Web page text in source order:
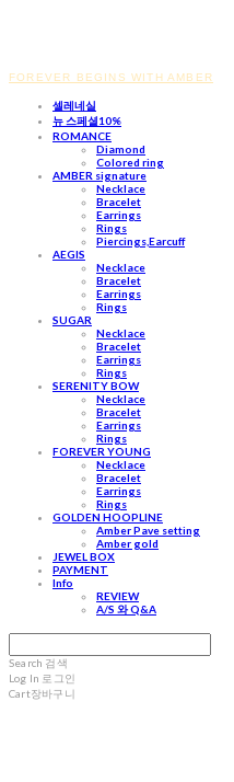
FOREVER BEGINS WITH AMBER
셀레네실
뉴 스페셜10%
ROMANCE
Diamond
Colored ring
AMBER signature
Necklace
Bracelet
Earrings
Rings
Piercings,Earcuff
AEGIS
Necklace
Bracelet
Earrings
Rings
SUGAR
Necklace
Bracelet
Earrings
Rings
SERENITY BOW
Necklace
Bracelet
Earrings
Rings
FOREVER YOUNG
Necklace
Bracelet
Earrings
Rings
GOLDEN HOOPLINE
Amber Pave setting
Amber gold
JEWEL BOX
PAYMENT
Info
REVIEW
A/S 와 Q&A
Search 검색
Log In 로그인
Cart장바구니